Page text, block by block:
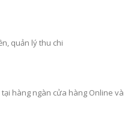
quản lý thu chi
hàng ngàn cửa hàng Online và